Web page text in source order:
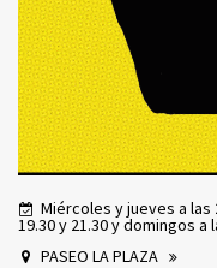
Miércoles y jueves a las
19.30 y 21.30 y domingos a
PASEO LA PLAZA